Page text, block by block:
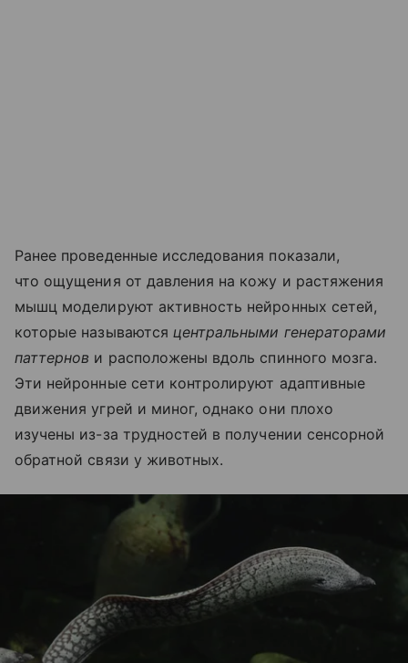
Ранее проведенные исследования показали,
что ощущения от давления на кожу и растяжения
мышц моделируют активность нейронных сетей,
которые называются центральными генераторами
паттернов и расположены вдоль спинного мозга.
Эти нейронные сети контролируют адаптивные
движения угрей и миног, однако они плохо
изучены из-за трудностей в получении сенсорной
обратной связи у животных.